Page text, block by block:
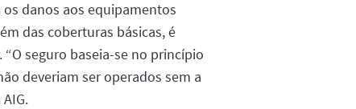
danos aos equipamentos
das coberturas básicas, é
seguro baseia-se no princípio
deveriam ser operados sem a